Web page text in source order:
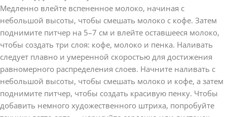
Медленно влейте вспененное молоко, начиная с
небольшой высоты, чтобы смешать молоко с кофе. Затем
поднимите питчер на 5–7 см и влейте оставшееся молоко,
чтобы создать три слоя: кофе, молоко и пенка. Наливать
следует плавно и умеренной скоростью для достижения
равномерного распределения слоев. Начните наливать с
небольшой высоты, чтобы смешать молоко и кофе, а затем
поднимите питчер, чтобы создать красивую пенку. Чтобы
добавить немного художественного штриха, попробуйте